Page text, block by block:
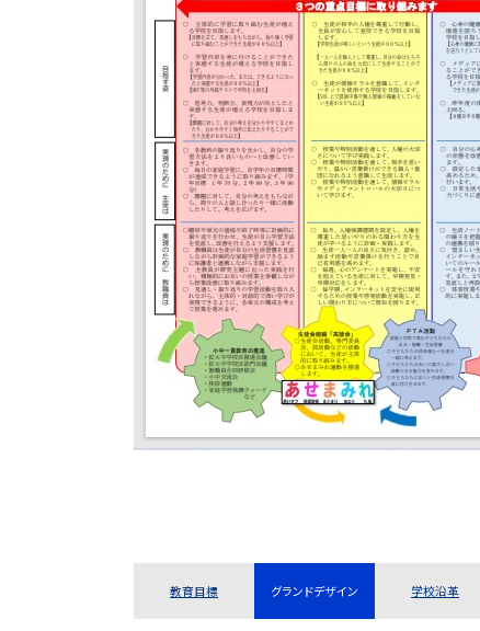
教育目標 グランドデザイン 学校沿革